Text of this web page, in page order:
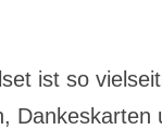
ist so
Dankeskarten